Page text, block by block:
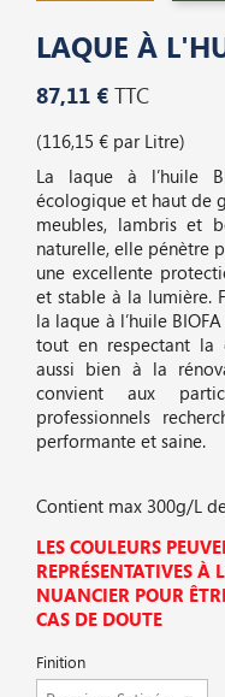
LAQUE À
87,11 € TTC
(116,15 € par Litre)
La laque à l’huile
écologique et haut de
meubles, lambris et
naturelle, elle pénètre
une excellente
et stable à la lumière.
la laque à l’huile
tout en respectant la
aussi bien à la
convient aux
professionnels
performante et saine.
Contient max 300g/L
LES COULEURS
REPRÉSENTATIVES
NUANCIER POUR
CAS DE DOUTE
Finition